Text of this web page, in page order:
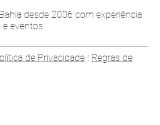
desde 2006 com experiência
eventos.
de Privacidade | Regras de